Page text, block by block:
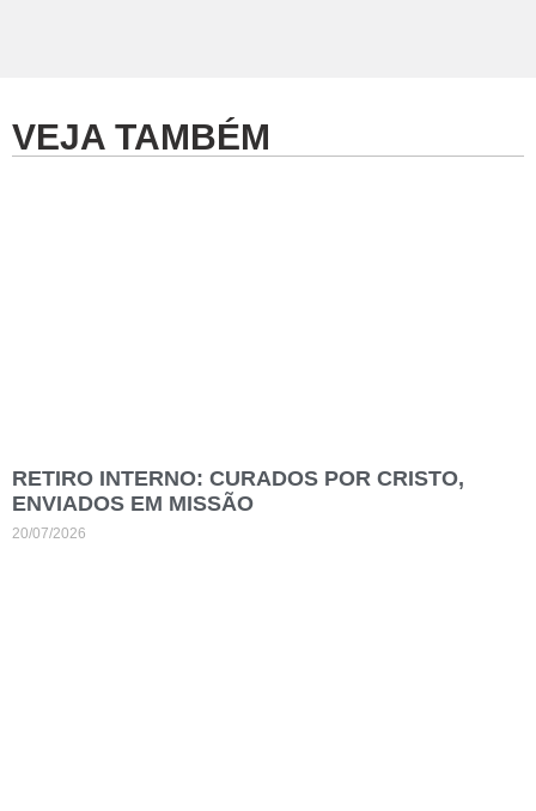
VEJA TAMBÉM
RETIRO INTERNO: CURADOS POR CRISTO,
ENVIADOS EM MISSÃO
20/07/2026